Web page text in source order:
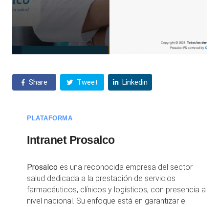
Share Tweet Linkedin
PLATAFORMA
Intranet Prosalco
Prosalco es una reconocida empresa del sector
salud dedicada a la prestación de servicios
farmacéuticos, clínicos y logísticos, con presencia a
nivel nacional. Su enfoque está en garantizar el